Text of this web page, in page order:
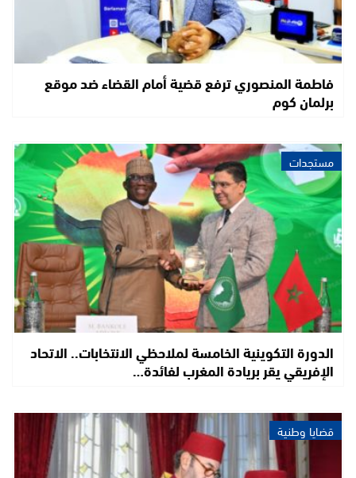
فاطمة المنصوري ترفع قضية أمام القضاء ضد موقع
برلمان كوم
مستجدات
الدورة التكوينية الخامسة لملاحظي الانتخابات.. الاتحاد
الإفريقي يقر بريادة المغرب لفائدة…
قضايا وطنية